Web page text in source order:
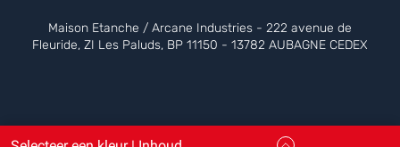
Maison Etanche / Arcane Industries - 222 avenue de
Fleuride, ZI Les Paluds, BP 11150 - 13782 AUBAGNE CEDEX